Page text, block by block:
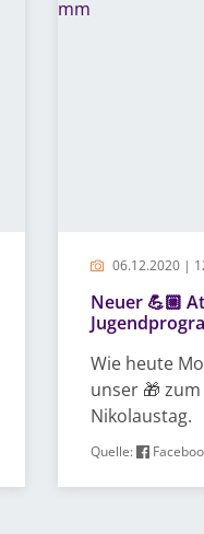
06.12.2020 |
Neuer 💪🏼
Wie heute
unser 🎁
Nikolaustag.
Quelle: